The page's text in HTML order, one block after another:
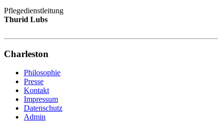
Pflegedienstleitung
Thurid Lubs
Charleston
Philosophie
Presse
Kontakt
Impressum
Datenschutz
Admin